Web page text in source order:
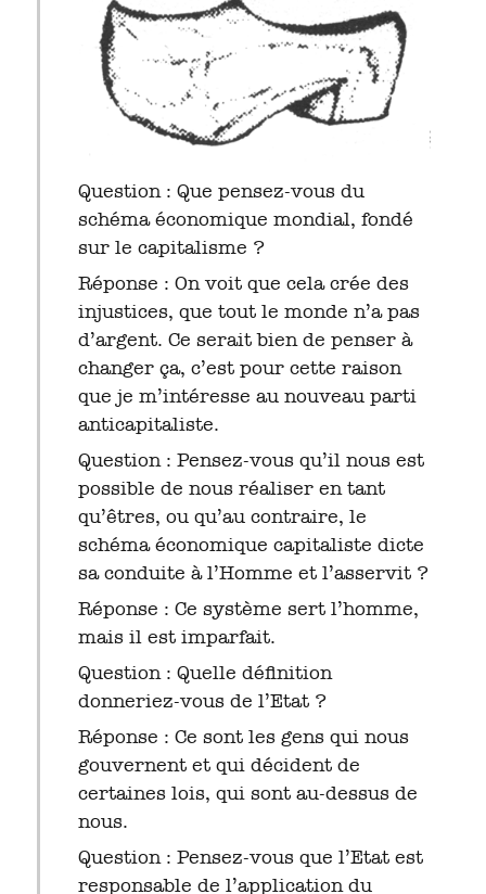
Question : Que pensez-vous du
schéma économique mondial, fondé
sur le capitalisme ?
Réponse : On voit que cela crée des
injustices, que tout le monde n’a pas
d’argent. Ce serait bien de penser à
changer ça, c’est pour cette raison
que je m’intéresse au nouveau parti
anticapitaliste.
Question : Pensez-vous qu’il nous est
possible de nous réaliser en tant
qu’êtres, ou qu’au contraire, le
schéma économique capitaliste dicte
sa conduite à l’Homme et l’asservit ?
Réponse : Ce système sert l’homme,
mais il est imparfait.
Question : Quelle définition
donneriez-vous de l’Etat ?
Réponse : Ce sont les gens qui nous
gouvernent et qui décident de
certaines lois, qui sont au-dessus de
nous.
Question : Pensez-vous que l’Etat est
responsable de l’application du